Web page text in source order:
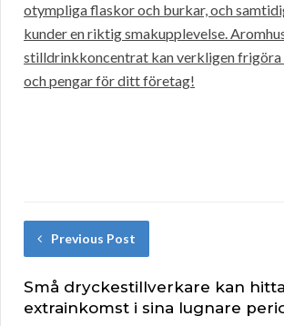
otympliga flaskor och burkar, och
kunder en riktig smakupplevelse.
stilldrinkkoncentrat kan verkligen frigöra
och pengar för ditt företag!
Previous Post
Små dryckestillverkare kan hitta
extrainkomst i sina lugnare